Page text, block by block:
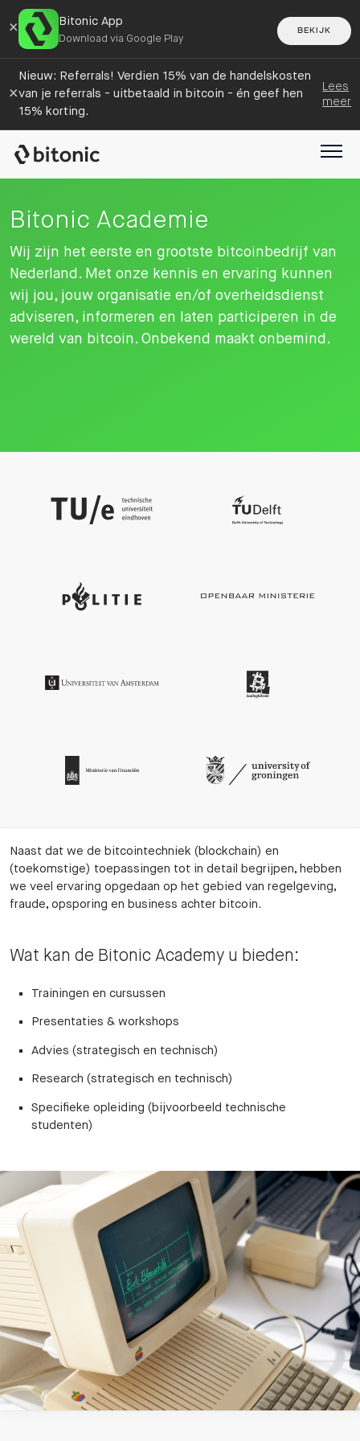
× Bitonic App
Download via Google Play
BEKIJK
×
Nieuw: Referrals! Verdien 15% van de handelskosten
van je referrals - uitbetaald in bitcoin - én geef hen
15% korting.
Lees
meer
Bitonic Academie
Wij zijn het eerste en grootste bitcoinbedrijf van
Nederland. Met onze kennis en ervaring kunnen
wij jou, jouw organisatie en/of overheidsdienst
adviseren, informeren en laten participeren in de
wereld van bitcoin. Onbekend maakt onbemind.
Naast dat we de bitcointechniek (blockchain) en
(toekomstige) toepassingen tot in detail begrijpen, hebben
we veel ervaring opgedaan op het gebied van regelgeving,
fraude, opsporing en business achter bitcoin.
Wat kan de Bitonic Academy u bieden:
Trainingen en cursussen
Presentaties & workshops
Advies (strategisch en technisch)
Research (strategisch en technisch)
Specifieke opleiding (bijvoorbeeld technische
studenten)